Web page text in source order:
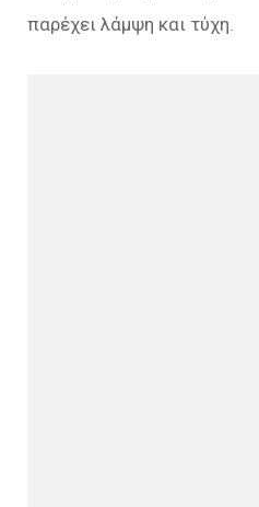
παρέχει λάμψη και τύχη.